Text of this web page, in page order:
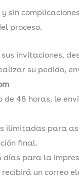
sin
proceso.
sus invitaciones,
su pedido,
de 48 horas, le
ilimitadas para
final.
días para la
recibirá un correo